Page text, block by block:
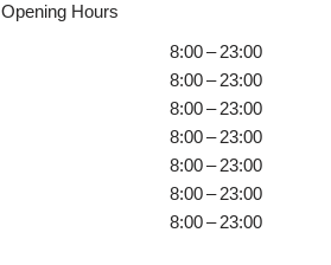
Opening Hours
8:00 – 23:00
8:00 – 23:00
8:00 – 23:00
8:00 – 23:00
8:00 – 23:00
8:00 – 23:00
8:00 – 23:00